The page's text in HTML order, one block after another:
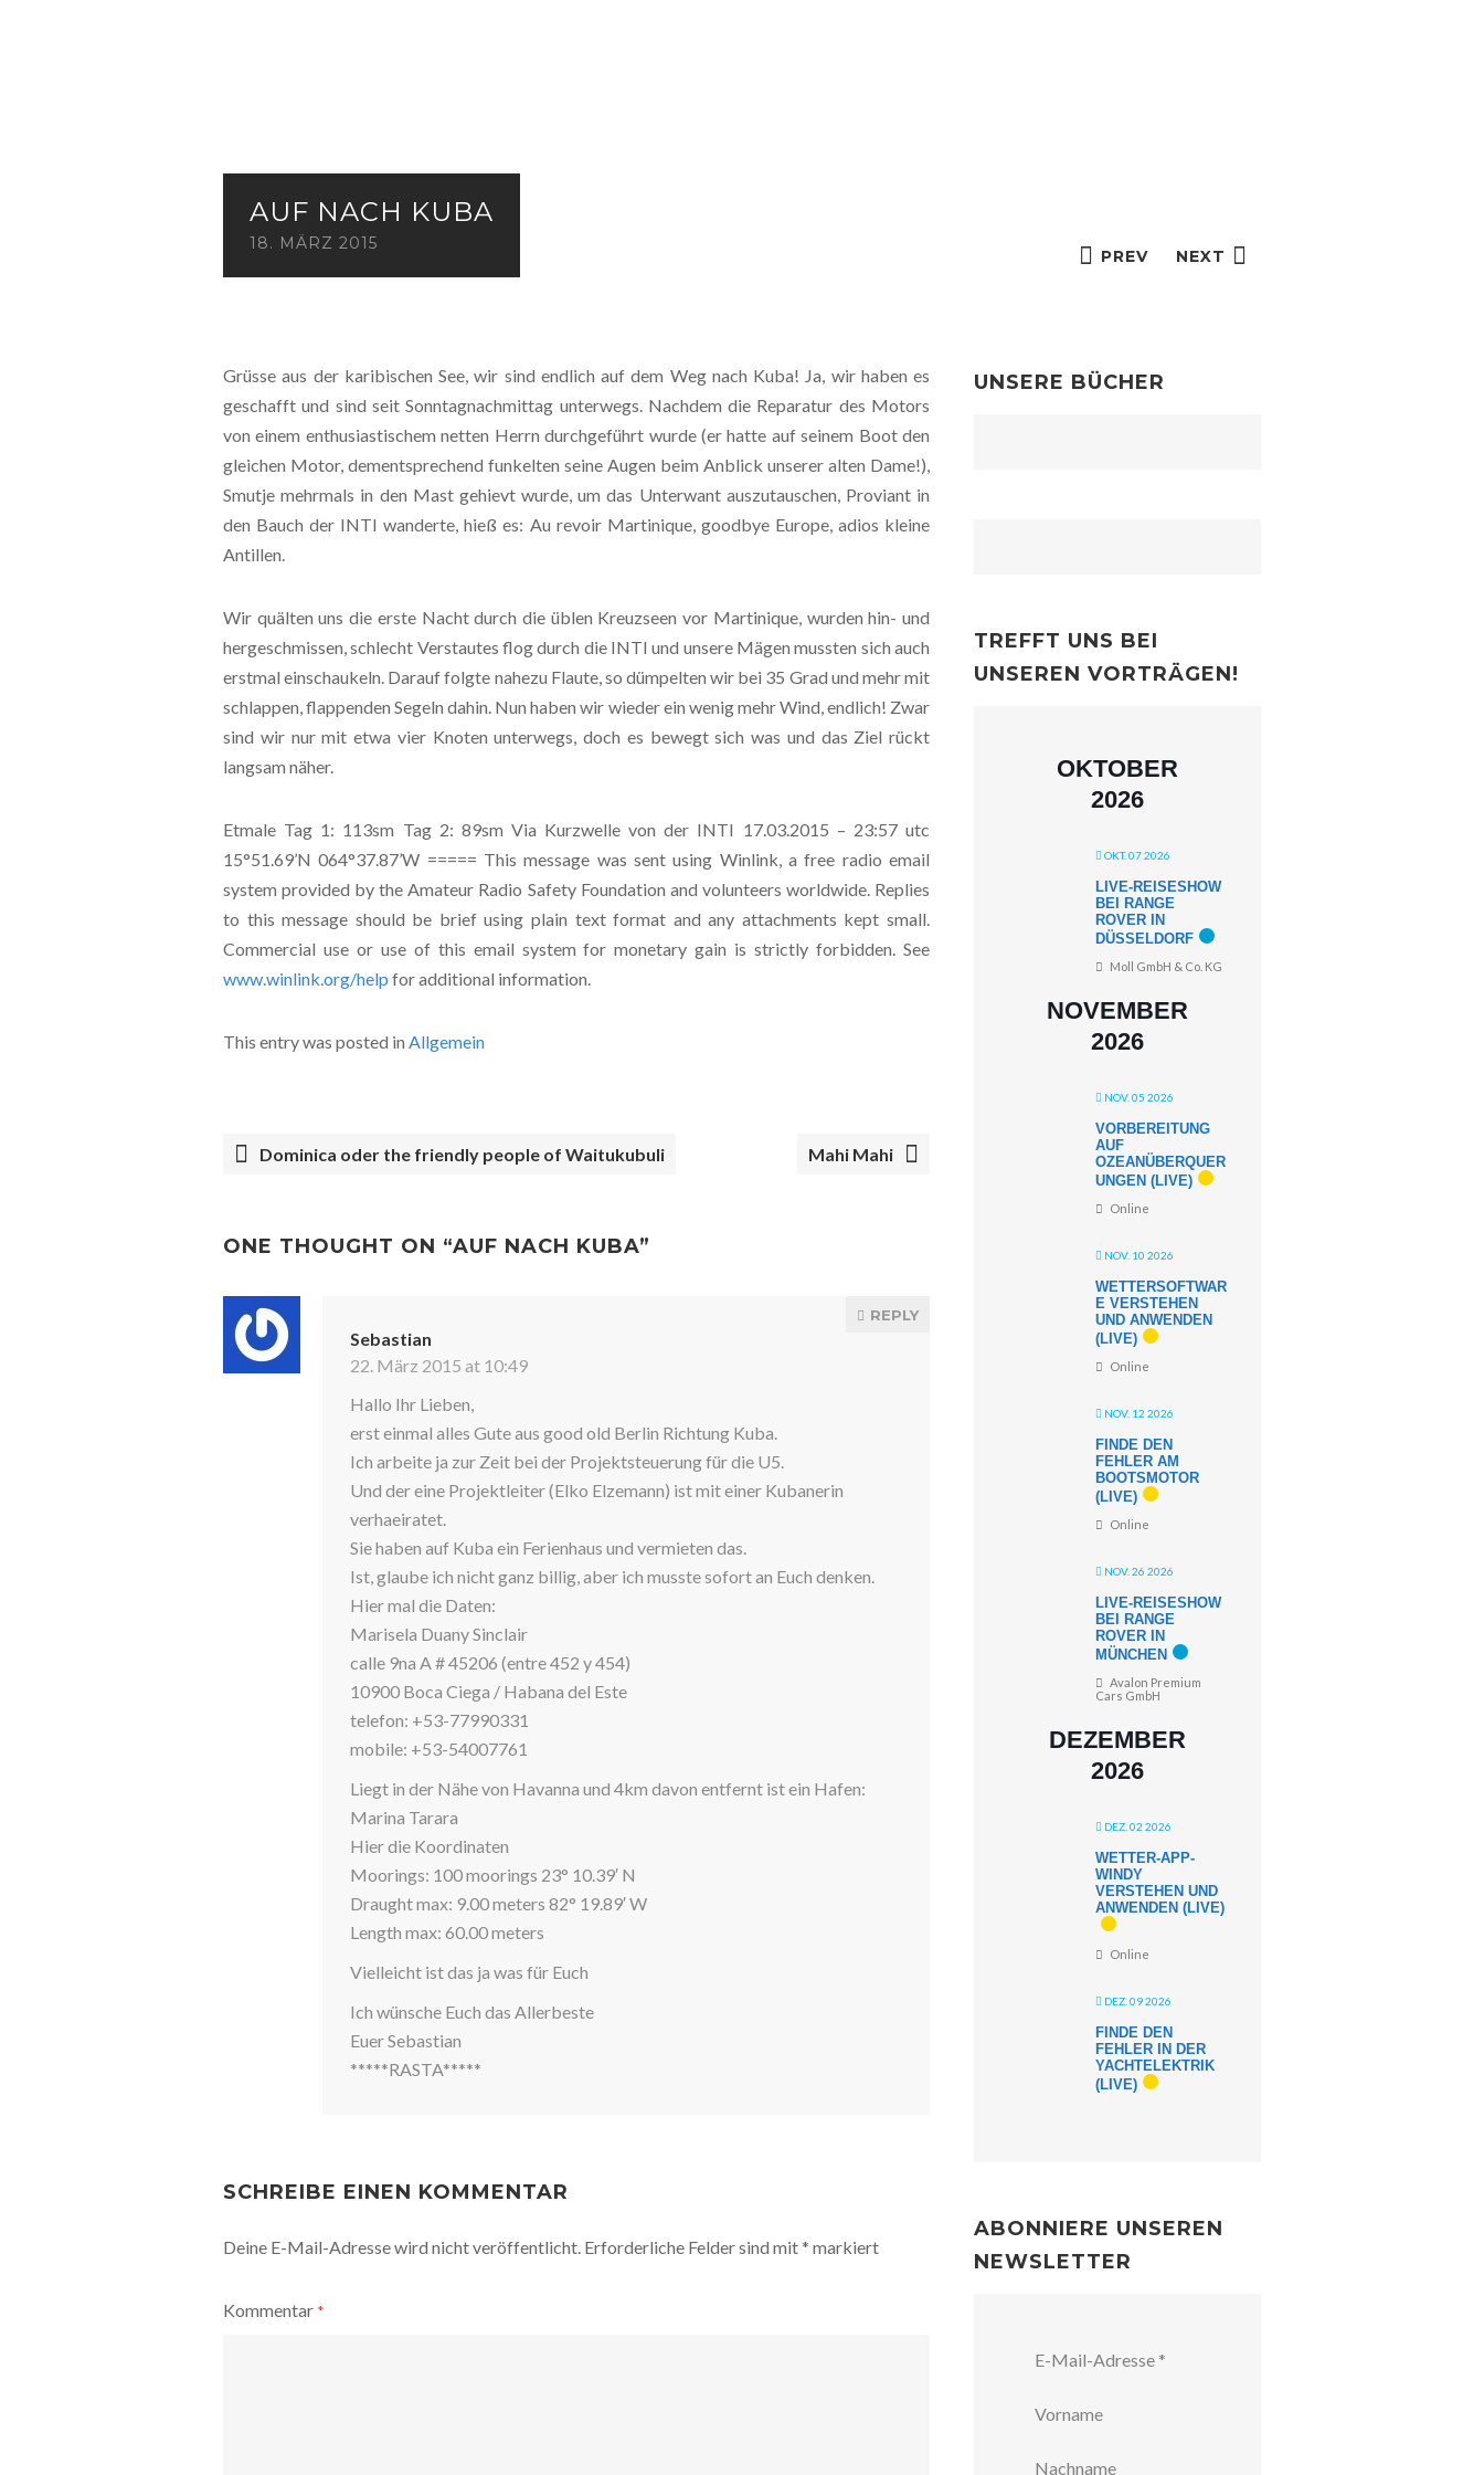
PREV NEXT
AUF NACH KUBA
18. MÄRZ 2015
Grüsse aus der karibischen See, wir sind endlich auf dem Weg nach Kuba! Ja, wir haben es
geschafft und sind seit Sonntagnachmittag unterwegs. Nachdem die Reparatur des Motors
von einem enthusiastischem netten Herrn durchgeführt wurde (er hatte auf seinem Boot den
gleichen Motor, dementsprechend funkelten seine Augen beim Anblick unserer alten Dame!),
Smutje mehrmals in den Mast gehievt wurde, um das Unterwant auszutauschen, Proviant in
den Bauch der INTI wanderte, hieß es: Au revoir Martinique, goodbye Europe, adios kleine
Antillen.
Wir quälten uns die erste Nacht durch die üblen Kreuzseen vor Martinique, wurden hin- und
hergeschmissen, schlecht Verstautes flog durch die INTI und unsere Mägen mussten sich auch
erstmal einschaukeln. Darauf folgte nahezu Flaute, so dümpelten wir bei 35 Grad und mehr mit
schlappen, flappenden Segeln dahin. Nun haben wir wieder ein wenig mehr Wind, endlich! Zwar
sind wir nur mit etwa vier Knoten unterwegs, doch es bewegt sich was und das Ziel rückt
langsam näher.
Etmale Tag 1: 113sm Tag 2: 89sm Via Kurzwelle von der INTI 17.03.2015 – 23:57 utc
15°51.69’N 064°37.87’W ===== This message was sent using Winlink, a free radio email
system provided by the Amateur Radio Safety Foundation and volunteers worldwide. Replies
to this message should be brief using plain text format and any attachments kept small.
Commercial use or use of this email system for monetary gain is strictly forbidden. See
www.winlink.org/help for additional information.
This entry was posted in Allgemein
NAVIGATION
Dominica oder the friendly people of Waitukubuli Mahi Mahi
ONE THOUGHT ON “AUF NACH KUBA”
Sebastian
22. März 2015 at 10:49
REPLY
Hallo Ihr Lieben,
erst einmal alles Gute aus good old Berlin Richtung Kuba.
Ich arbeite ja zur Zeit bei der Projektsteuerung für die U5.
Und der eine Projektleiter (Elko Elzemann) ist mit einer Kubanerin
verhaeiratet.
Sie haben auf Kuba ein Ferienhaus und vermieten das.
Ist, glaube ich nicht ganz billig, aber ich musste sofort an Euch denken.
Hier mal die Daten:
Marisela Duany Sinclair
calle 9na A # 45206 (entre 452 y 454)
10900 Boca Ciega / Habana del Este
telefon: +53-77990331
mobile: +53-54007761
Liegt in der Nähe von Havanna und 4km davon entfernt ist ein Hafen:
Marina Tarara
Hier die Koordinaten
Moorings: 100 moorings 23° 10.39′ N
Draught max: 9.00 meters 82° 19.89′ W
Length max: 60.00 meters
Vielleicht ist das ja was für Euch
Ich wünsche Euch das Allerbeste
Euer Sebastian
*****RASTA*****
SCHREIBE EINEN KOMMENTAR
Deine E-Mail-Adresse wird nicht veröffentlicht. Erforderliche Felder sind mit* markiert
Kommentar *
UNSERE BÜCHER
TREFFT UNS BEI
UNSEREN VORTRÄGEN!
OKTOBER
2026
OKT. 07 2026
LIVE-REISESHOW
BEI RANGE
ROVER IN
DÜSSELDORF
Moll GmbH & Co. KG
NOVEMBER
2026
NOV. 05 2026
VORBEREITUNG
AUF
OZEANÜBERQUER
UNGEN (LIVE)
Online
NOV. 10 2026
WETTERSOFTWAR
E VERSTEHEN
UND ANWENDEN
(LIVE)
Online
NOV. 12 2026
FINDE DEN
FEHLER AM
BOOTSMOTOR
(LIVE)
Online
NOV. 26 2026
LIVE-REISESHOW
BEI RANGE
ROVER IN
MÜNCHEN
Avalon Premium
Cars GmbH
DEZEMBER
2026
DEZ. 02 2026
WETTER-APP-
WINDY
VERSTEHEN UND
ANWENDEN (LIVE)
Online
DEZ. 09 2026
FINDE DEN
FEHLER IN DER
YACHTELEKTRIK
(LIVE)
ABONNIERE UNSEREN
NEWSLETTER